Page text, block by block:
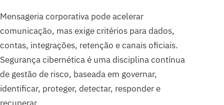
Mensageria corporativa pode acelerar
comunicação, mas exige critérios para dados,
contas, integrações, retenção e canais oficiais.
Segurança cibernética é uma disciplina contínua
de gestão de risco, baseada em governar,
identificar, proteger, detectar, responder e